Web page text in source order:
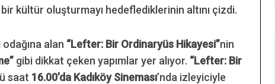
kültür oluşturmayı hedeflediklerinin altını çizdi.
alan “Lefter: Bir Ordinaryüs Hikayesi”nin
gibi dikkat çeken yapımlar yer alıyor. “Lefter: Bir
saat 16.00’da Kadıköy Sineması’nda izleyiciyle